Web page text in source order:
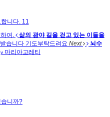
니다. 11
여.
삶의 광야 길을 걷고 있는 이들을
습니다 기도부탁드려요 Next
뇌수
마리아고레티
니까?